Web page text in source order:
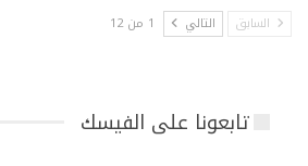
السابق التالي 1 من 12
تابعونا على الفيسك